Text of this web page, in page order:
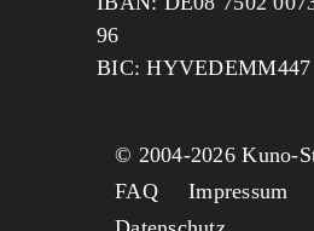
96
BIC: HYVEDEMM447
© 2004-2026 Kuno-
FAQ
Impressum